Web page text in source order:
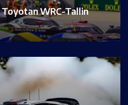
WRC-Tallin